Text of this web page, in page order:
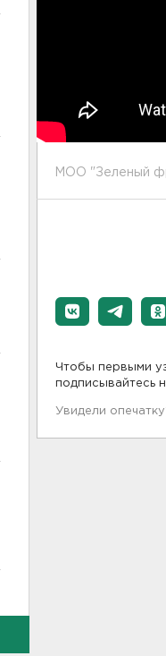
МОО "Зеленый
Чтобы первыми
подписывайтесь
Увидели